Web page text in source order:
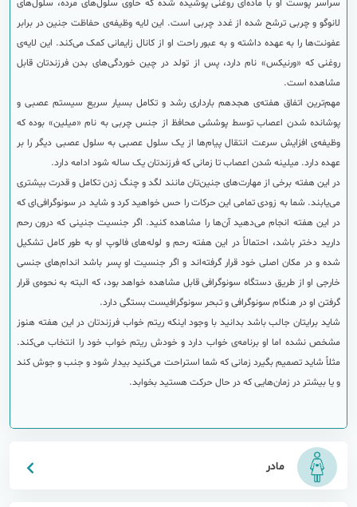
سراسر پوست او با ماده‌ای روغنی پوشیده شده که حاوی سلول‌های مرده، سلول‌های
لانوگو و چربی ترشح شده از غدد چربی است. این لایه وظیفه‌ی حفاظت جنین در برابر
عفونت‌ها را به عهده داشته و به عبور راحت او از کانال زایمانی کمک می‌کند. این لایه‌ی
روغنی که «ورنیکس» نام دارد، پس از تولد در چین خوردگی‌های بدن فرزندتان قابل
مشاهده است.
مهم‌ترین اتفاق هفته‌ی هجدهم بارداری رشد و تکامل بسیار سریع سیستم عصبی و
پوشانده شدن اعصاب توسط پوششی محافظ از جنس چربی به نام «میلین» بوده که
وظیفه‌ی افزایش سرعت انتقال پیام‌ها از یک سلول عصبی به سلول عصبی دیگر را بر
عهده دارد. میلینه شدن اعصاب تا زمانی که فرزندتان یک ساله شود ادامه دارد.
در این هفته برخی از مهارت‌های جنین‌تان مانند لگد و چنگ زدن تکامل و قدرت بیشتری
می‌یابند. شما به زودی تمامی این حرکات را حس خواهید کرد و شاید در سونوگرافی‌ای که
در این هفته انجام می‌دهید آن‌ها را مشاهده کنید. اگر جنسیت جنینی که درون رحم
دارید دختر باشد، احتمالاً در این هفته رحم و لوله‌های فالوپ او به طور کامل تشکیل
شده و در مکان اصلی خود قرار گرفته‌اند و اگر جنسیت او پسر باشد اندام‌های جنسی
خارجی او از طریق دستگاه سونوگرافی قابل مشاهده خواهد بود، که البته به نحوه‌ی قرار
گرفتن او در هنگام سونوگرافی و تبحر سونوگرافیست بستگی دارد.
شاید برایتان جالب باشد بدانید با وجود اینکه ریتم خواب فرزندتان در این هفته هنوز
مشخص نشده اما او برنامه‌ی خواب دارد و خودش ریتم خواب خود را انتخاب می‌کند.
مثلاً شاید تصمیم بگیرد زمانی که شما استراحت می‌کنید بیدار شود و جنب و جوش کند
و یا بیشتر در زمان‌هایی که در حال حرکت هستید بخوابد.
مادر